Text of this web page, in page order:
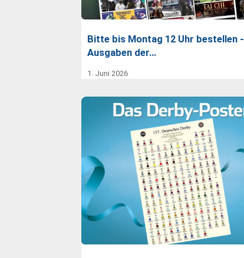
Bitte bis Montag 12 Uhr bestellen -
Ausgaben der…
1. Juni 2026